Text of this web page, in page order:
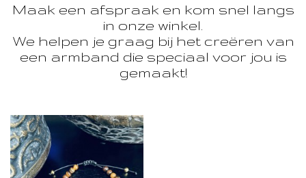
Maak een afspraak en kom snel langs
in onze winkel.
We helpen je graag bij het creëren van
een armband die speciaal voor jou is
gemaakt!